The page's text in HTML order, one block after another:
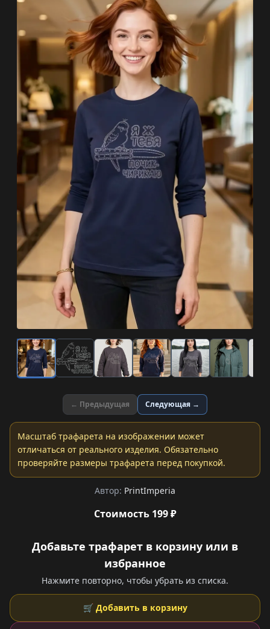
← Предыдущая Следующая →
Масштаб трафарета на изображении может
отличаться от реального изделия. Обязательно
проверяйте размеры трафарета перед покупкой.
Автор: PrintImperia
Стоимость 199 ₽
Добавьте трафарет в корзину или в
избранное
Нажмите повторно, чтобы убрать из списка.
🛒 Добавить в корзину